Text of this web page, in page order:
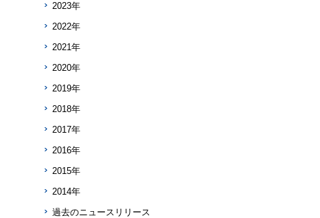
2023年
2022年
2021年
2020年
2019年
2018年
2017年
2016年
2015年
2014年
過去のニュースリリース